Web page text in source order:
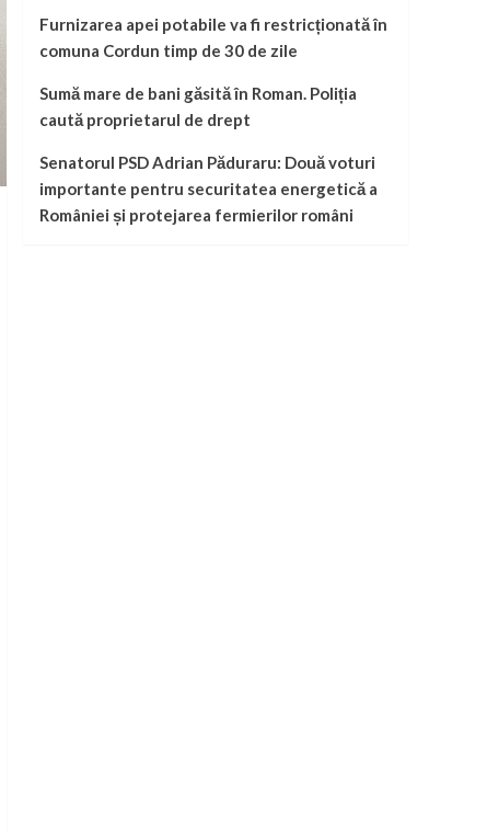
Furnizarea apei potabile va fi restricționată în
comuna Cordun timp de 30 de zile
Sumă mare de bani găsită în Roman. Poliția
caută proprietarul de drept
Senatorul PSD Adrian Păduraru: Două voturi
importante pentru securitatea energetică a
României și protejarea fermierilor români